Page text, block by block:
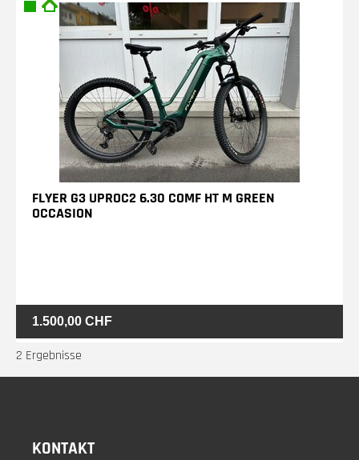
1.500,00 CHF
FLYER G3 UPROC2 6.30 COMF HT M GREEN
OCCASION
2 Ergebnisse
KONTAKT